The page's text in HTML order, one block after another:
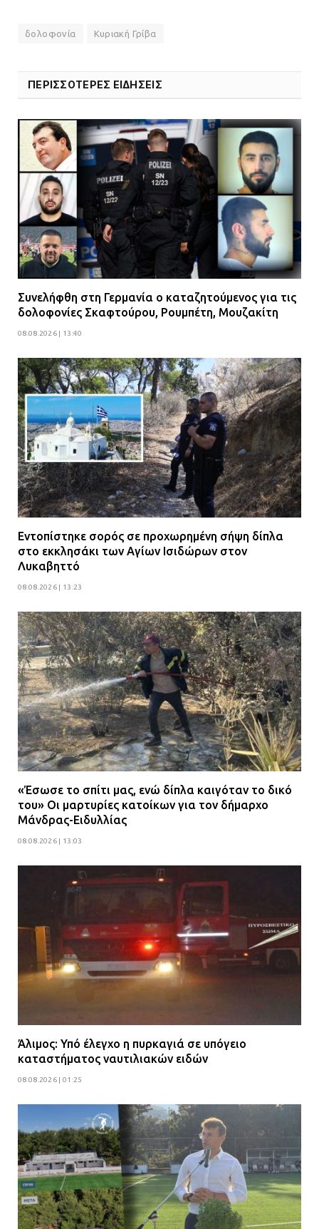
δολοφονία Κυριακή Γρίβα
ΠΕΡΙΣΣΟΤΕΡΕΣ ΕΙΔΗΣΕΙΣ
Συνελήφθη στη Γερμανία ο καταζητούμενος για τις
δολοφονίες Σκαφτούρου, Ρουμπέτη, Μουζακίτη
08.08.2026 | 13:40
Εντοπίστηκε σορός σε προχωρημένη σήψη δίπλα
στο εκκλησάκι των Αγίων Ισιδώρων στον
Λυκαβηττό
08.08.2026 | 13:23
«Έσωσε το σπίτι μας, ενώ δίπλα καιγόταν το δικό
του» Οι μαρτυρίες κατοίκων για τον δήμαρχο
Μάνδρας-Ειδυλλίας
08.08.2026 | 13:03
Άλιμος: Υπό έλεγχο η πυρκαγιά σε υπόγειο
καταστήματος ναυτιλιακών ειδών
08.08.2026 | 01:25